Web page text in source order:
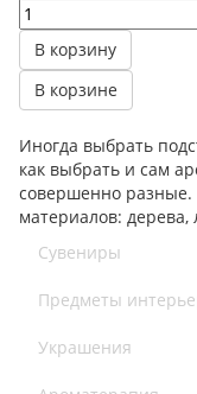
В корзину
В корзине
Иногда выбрать
как выбрать и сам
совершенно разные.
материалов: дерева,
Сувениры
Предметы
Украшения